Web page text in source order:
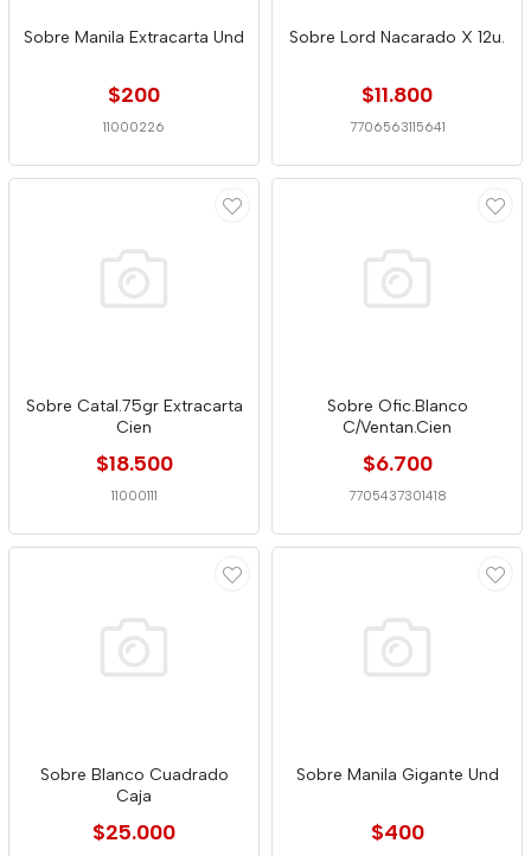
Sobre Manila Extracarta Und
$200
11000226
Sobre Lord Nacarado X 12u.
$11.800
7706563115641
Sobre Catal.75gr Extracarta
Cien
$18.500
11000111
Sobre Ofic.Blanco
C/Ventan.Cien
$6.700
7705437301418
Sobre Blanco Cuadrado
Caja
$25.000
Sobre Manila Gigante Und
$400